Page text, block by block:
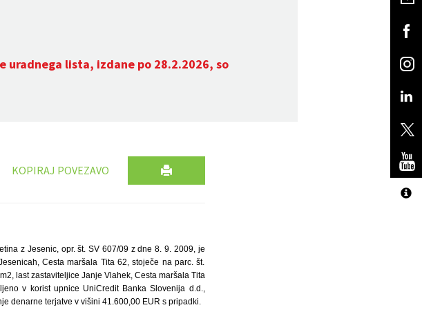
uradnega lista, izdane po 28.2.2026, so
KOPIRAJ POVEZAVO
z Jesenic, opr. št. SV 607/09 z dne 8. 9. 2009, je
Cesta maršala Tita 62, stoječe na parc. št.
last zastaviteljice Janje Vlahek, Cesta maršala Tita
v korist upnice UniCredit Banka Slovenija d.d.,
denarne terjatve v višini 41.600,00 EUR s pripadki.